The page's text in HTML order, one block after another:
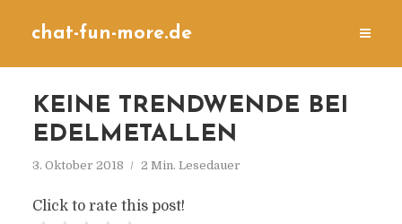
chat-fun-more.de
KEINE TRENDWENDE BEI
EDELMETALLEN
3. Oktober 2018 2 Min. Lesedauer
Click to rate this post!